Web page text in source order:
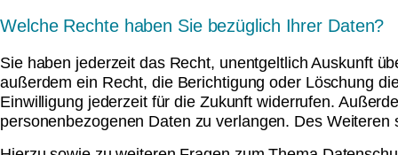
Welche Rechte haben Sie bezüglich Ihrer Daten?
Sie haben jederzeit das Recht, unentgeltlich Auskunft
außerdem ein Recht, die Berichtigung oder Löschung
Einwilligung jederzeit für die Zukunft widerrufen.
personenbezogenen Daten zu verlangen. Des